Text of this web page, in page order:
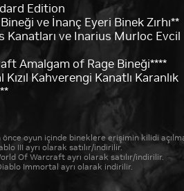
Edition
Bineği ve İnanç Eyeri Binek Zırhı**
Kanatları ve Inarius Murloc Evcil
Amalgam of Rage Bineği****
Kahverengi Kanatlı Karanlık
oyun içinde bineklere erişimin kilidi
III ayrı olarak satılır/indirilir.
Of Warcraft ayrı olarak satılır/indirilir.
Immortal ayrı olarak indirilir.